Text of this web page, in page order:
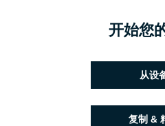
开始您
从设
上传简历
复制 &